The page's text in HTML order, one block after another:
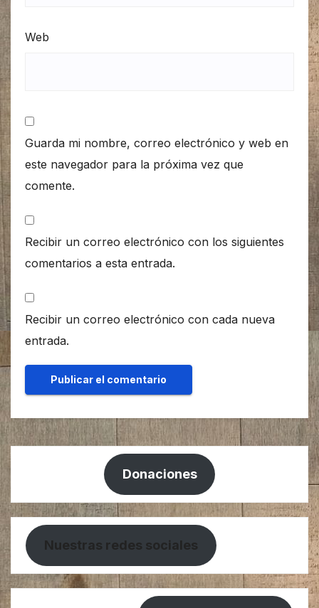
Web
Guarda mi nombre, correo electrónico y web en
este navegador para la próxima vez que
comente.
Recibir un correo electrónico con los siguientes
comentarios a esta entrada.
Recibir un correo electrónico con cada nueva
entrada.
Donaciones
Nuestras redes sociales